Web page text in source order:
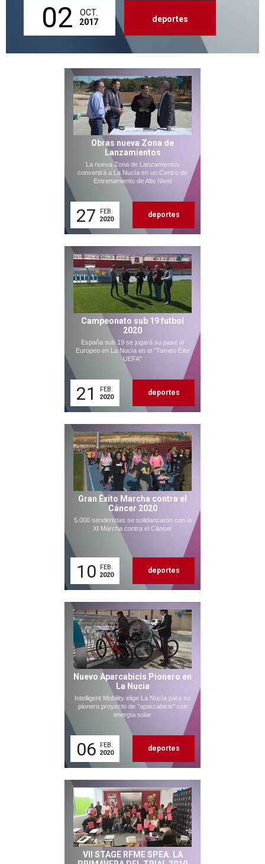
02
OCT.
2017
deportes
Obras nueva Zona de
Lanzamientos
La nueva Zona de Lanzamientos
convertirá a La Nucía en un Centro de
Entrenamiento de Alto Nivel
27
FEB.
2020
deportes
Campeonato sub 19 futbol
2020
España sub 19 se jugará su pase al
Europeo en La Nucía en el "Torneo Élite
UEFA"
21
FEB.
2020
deportes
Gran Éxito Marcha contra el
Cáncer 2020
5.000 senderistas se solidarizaron con la
XI Marcha contra el Cáncer
10
FEB.
2020
deportes
Nuevo Aparcabicis Pionero en
La Nucia
Intelligent Mobility elige La Nucía para su
pionero proyecto de "aparcabicis" con
energía solar
06
FEB.
2020
deportes
VII STAGE RFME SPEA. LA